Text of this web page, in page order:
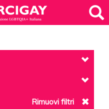
Rimuovi filtri